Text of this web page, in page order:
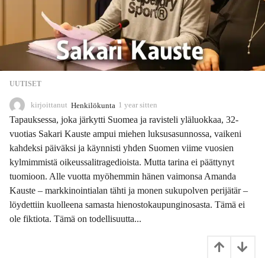
UUTISET
kirjoittanut Henkilökunta 1 year sitten
y
a
r
s
t
e
Tapauksessa, joka järkytti Suomea ja ravisteli yläluokkaa, 32-
vuotias Sakari Kauste ampui miehen luksusasunnossa, vaikeni
kahdeksi päiväksi ja käynnisti yhden Suomen viime vuosien
kylmimmistä oikeussalitragedioista. Mutta tarina ei päättynyt
tuomioon. Alle vuotta myöhemmin hänen vaimonsa Amanda
Kauste – markkinointialan tähti ja monen sukupolven perijätär –
löydettiin kuolleena samasta hienostokaupunginosasta. Tämä ei
ole fiktiota. Tämä on todellisuutta...